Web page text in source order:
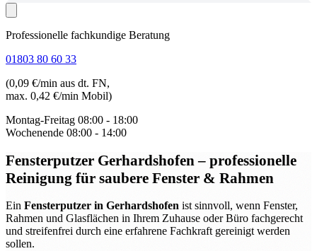
Professionelle fachkundige Beratung
01803 80 60 33
(0,09 €/min aus dt. FN,
max. 0,42 €/min Mobil)
Montag-Freitag 08:00 - 18:00
Wochenende 08:00 - 14:00
Fensterputzer Gerhardshofen– professionelle
Reinigung für saubere Fenster & Rahmen
Ein Fensterputzer in Gerhardshofen ist sinnvoll, wenn Fenster,
Rahmen und Glasflächen in Ihrem Zuhause oder Büro fachgerecht
und streifenfrei durch eine erfahrene Fachkraft gereinigt werden
sollen.